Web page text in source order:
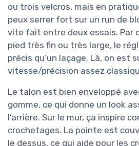
ou trois velcros, mais en
peux serrer fort sur un run de
vite fait entre deux essais. Par
pied très fin ou très large, le
précis qu’un laçage. Là, on est
vitesse/précision assez
Le talon est bien enveloppé
gomme, ce qui donne un look
l’arrière. Sur le mur, ça inspire
crochetages. La pointe est
le dessus, ce qui aide pour les